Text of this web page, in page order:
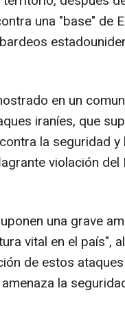
una "base" de
en un
iraníes, que
la seguridad y
violación del
una grave
vital en el país",
de estos
la